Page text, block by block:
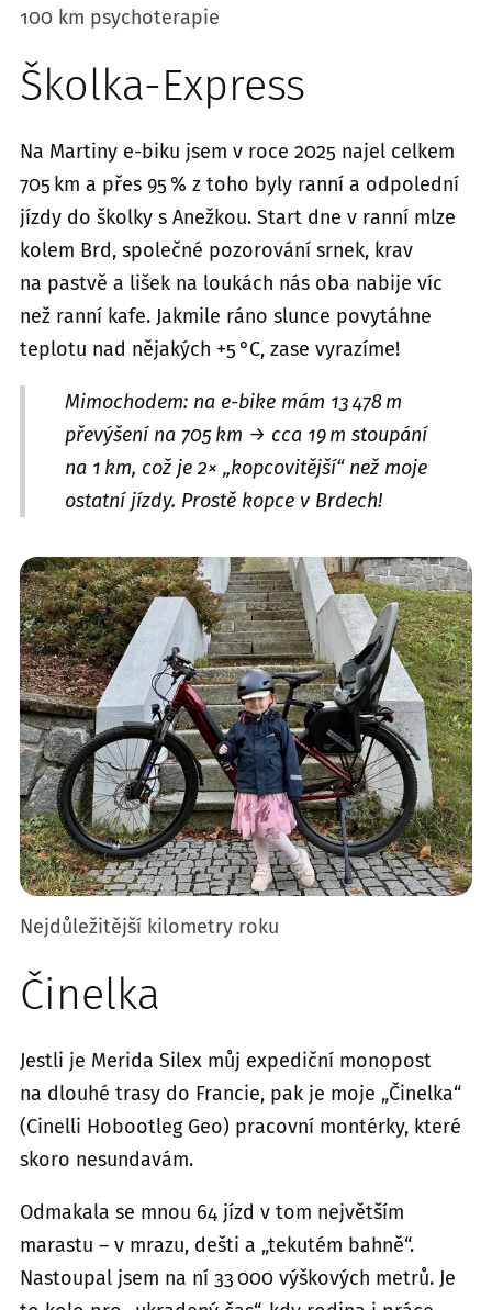
100 km psychoterapie
Školka-Express
Na Martiny e-biku jsem v roce 2025 najel celkem
705 km a přes 95 % z toho byly ranní a odpolední
jízdy do školky s Anežkou. Start dne v ranní mlze
kolem Brd, společné pozorování srnek, krav
na pastvě a lišek na loukách nás oba nabije víc
než ranní kafe. Jakmile ráno slunce povytáhne
teplotu nad nějakých +5 °C, zase vyrazíme!
Mimochodem: na e‑bike mám 13 478 m
převýšení na 705 km → cca 19 m stoupání
na 1 km, což je 2× „kopcovitější“ než moje
ostatní jízdy. Prostě kopce v Brdech!
Nejdůležitější kilometry roku
Činelka
Jestli je Merida Silex můj expediční monopost
na dlouhé trasy do Francie, pak je moje „Činelka“
(Cinelli Hobootleg Geo) pracovní montérky, které
skoro nesundavám.
Odmakala se mnou 64 jízd v tom největším
marastu – v mrazu, dešti a „tekutém bahně“.
Nastoupal jsem na ní 33 000 výškových metrů. Je